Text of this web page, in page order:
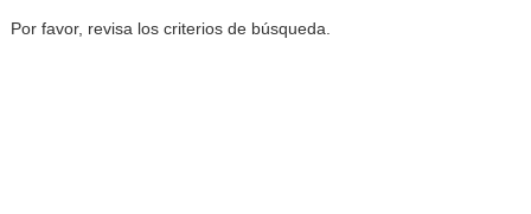
Por favor, revisa los criterios de búsqueda.